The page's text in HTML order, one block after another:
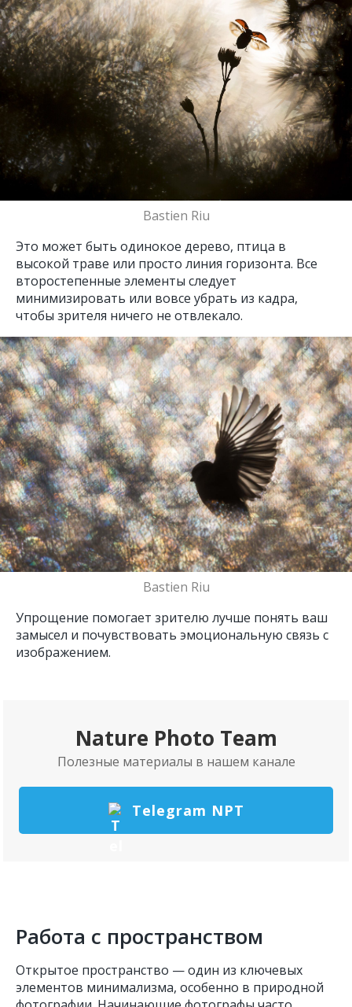
Bastien Riu
Это может быть одинокое дерево, птица в
высокой траве или просто линия горизонта. Все
второстепенные элементы следует
минимизировать или вовсе убрать из кадра,
чтобы зрителя ничего не отвлекало.
Bastien Riu
Упрощение помогает зрителю лучше понять ваш
замысел и почувствовать эмоциональную связь с
изображением.
Nature Photo Team
Полезные материалы в нашем канале
Telegram NPT
Работа с пространством
Открытое пространство — один из ключевых
элементов минимализма, особенно в природной